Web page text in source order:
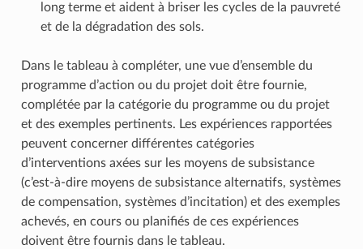
long terme et aident à briser les cycles de la pauvreté
et de la dégradation des sols.
Dans le tableau à compléter, une vue d’ensemble du
programme d’action ou du projet doit être fournie,
complétée par la catégorie du programme ou du projet
et des exemples pertinents. Les expériences rapportées
peuvent concerner différentes catégories
d’interventions axées sur les moyens de subsistance
(c’est-à-dire moyens de subsistance alternatifs, systèmes
de compensation, systèmes d’incitation) et des exemples
achevés, en cours ou planifiés de ces expériences
doivent être fournis dans le tableau.